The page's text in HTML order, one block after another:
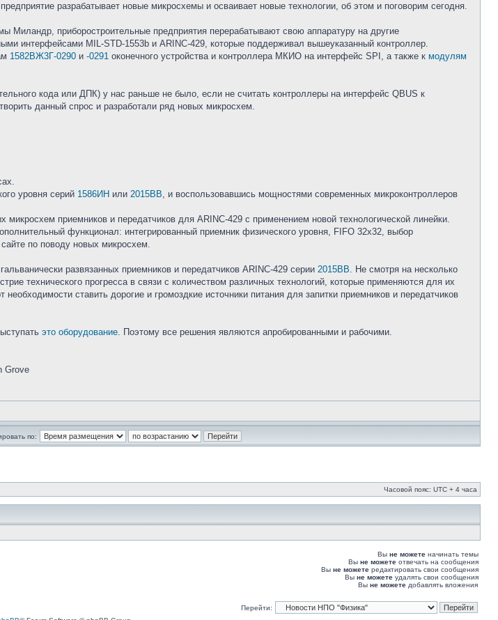
разрабатывает новые микросхемы и осваивает новые технологии, об этом и поговорим сегодня.
Миландр, приборостроительные предприятия перерабатывают свою аппаратуру на другие
интерфейсами MIL-STD-1553b и ARINC-429, которые поддерживал вышеуказанный контроллер.
1582ВЖ3Г-0290 и -0291 оконечного устройства и контроллера МКИО на интерфейс SPI, а также к модулям
кода или ДПК) у нас раньше не было, если не считать контроллеры на интерфейс QBUS к
данный спрос и разработали ряд новых микросхем.
уровня серий 1586ИН или 2015ВВ, и воспользовавшись мощностями современных микроконтроллеров
приемников и передатчиков для ARINC-429 с применением новой технологической линейки.
функционал: интегрированный приемник физического уровня, FIFO 32x32, выбор
по поводу новых микросхем.
развязанных приемников и передатчиков ARINC-429 серии 2015ВВ. Не смотря на несколько
технического прогресса в связи с количеством различных технологий, которые применяются для их
ставить дорогие и громоздкие источники питания для запитки приемников и передатчиков
это оборудование. Поэтому все решения являются апробированными и рабочими.
Grove
по:
Часовой пояс: UTC + 4 часа
Вы не можете начинать темы
Вы не можете отвечать на сообщения
Вы не можете редактировать свои сообщения
Вы не можете удалять свои сообщения
Вы не можете добавлять вложения
Перейти: